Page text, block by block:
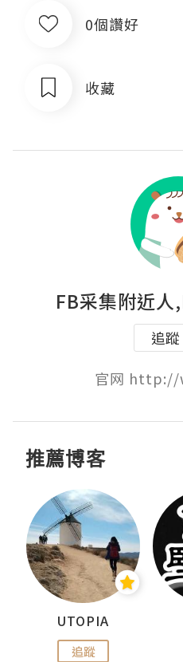
0個讚好
收藏
FB采集附近
追蹤
官网 http://
推薦博客
UTOPIA
追蹤